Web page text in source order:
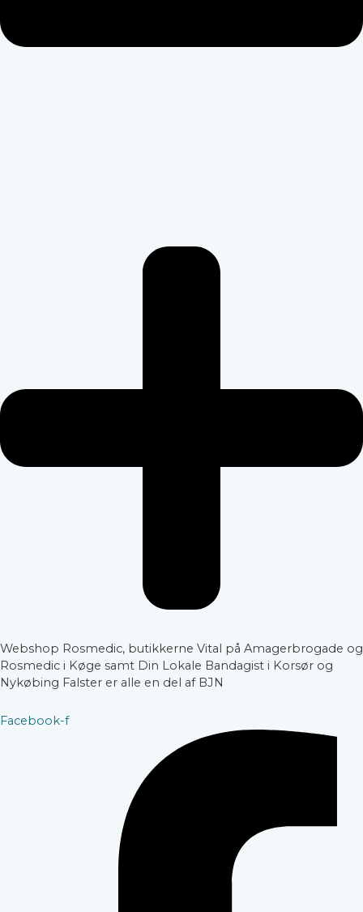
Webshop Rosmedic, butikkerne Vital på Amagerbrogade og
Rosmedic i Køge samt Din Lokale Bandagist i Korsør og
Nykøbing Falster er alle en del af BJN
Facebook-f